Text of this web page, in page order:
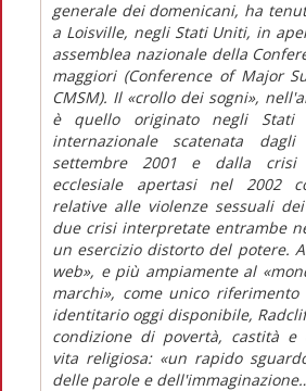
generale dei domenicani, ha
a Loisville, negli Stati Uniti, in
assemblea nazionale della
maggiori (Conference of Major
CMSM). Il «crollo dei sogni»,
è quello originato negli
internazionale scatenata
settembre 2001 e dalla crisi
ecclesiale apertasi nel 2002
relative alle violenze sessuali
due crisi interpretate entrambe
un esercizio distorto del potere.
web», e più ampiamente al
marchi», come unico
identitario oggi disponibile,
condizione di povertà, castità e
vita religiosa: «un rapido
delle parole e